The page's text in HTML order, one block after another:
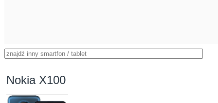
Nokia X100